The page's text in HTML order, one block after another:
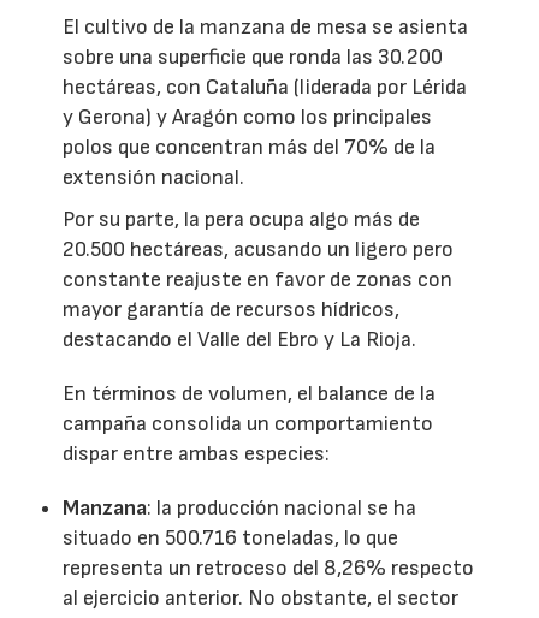
El cultivo de la manzana de mesa se asienta
sobre una superficie que ronda las 30.200
hectáreas, con Cataluña (liderada por Lérida
y Gerona) y Aragón como los principales
polos que concentran más del 70% de la
extensión nacional.
Por su parte, la pera ocupa algo más de
20.500 hectáreas, acusando un ligero pero
constante reajuste en favor de zonas con
mayor garantía de recursos hídricos,
destacando el Valle del Ebro y La Rioja.
En términos de volumen, el balance de la
campaña consolida un comportamiento
dispar entre ambas especies:
Manzana: la producción nacional se ha
situado en 500.716 toneladas, lo que
representa un retroceso del 8,26% respecto
al ejercicio anterior. No obstante, el sector